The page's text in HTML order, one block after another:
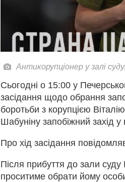
Антикорупціонер у залі
Сьогодні о 15:00 у
засідання щодо обрання
боротьби з корупцією
Шабуніну запобіжний захід
Про хід засідання
Після прибуття до зали
проситиме обрати йому